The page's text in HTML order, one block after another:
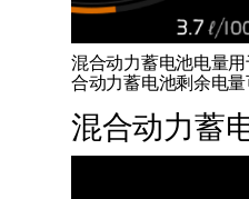
混合动力蓄电池电量
合动力蓄电池剩余电量
混合动力蓄